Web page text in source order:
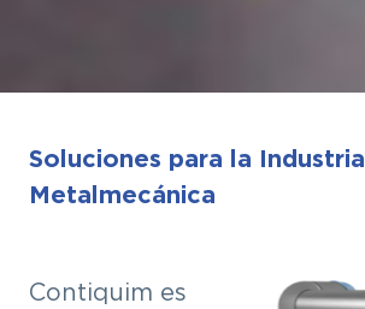
Soluciones para la Industria
Metalmecánica
Contiquim es